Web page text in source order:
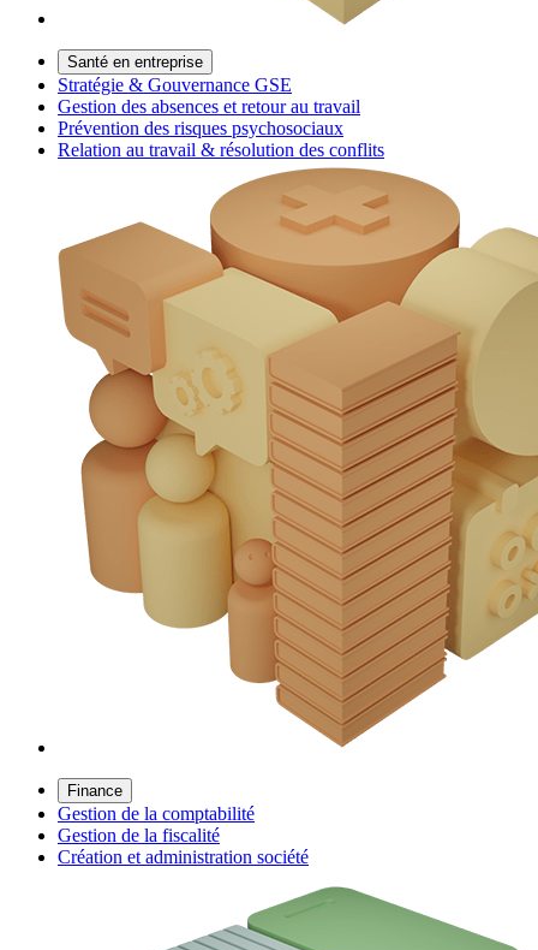
Santé en entreprise
Stratégie & Gouvernance GSE
Gestion des absences et retour au travail
Prévention des risques psychosociaux
Relation au travail & résolution des conflits
Finance
Gestion de la comptabilité
Gestion de la fiscalité
Création et administration société